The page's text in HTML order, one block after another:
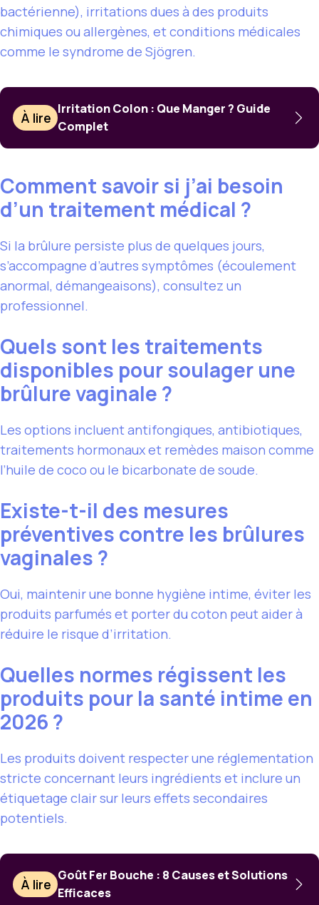
bactérienne), irritations dues à des produits
chimiques ou allergènes, et conditions médicales
comme le syndrome de Sjögren.
À lire
Irritation Colon : Que Manger ? Guide
Complet
Comment savoir si j’ai besoin
d’un traitement médical ?
Si la brûlure persiste plus de quelques jours,
s’accompagne d’autres symptômes (écoulement
anormal, démangeaisons), consultez un
professionnel.
Quels sont les traitements
disponibles pour soulager une
brûlure vaginale ?
Les options incluent antifongiques, antibiotiques,
traitements hormonaux et remèdes maison comme
l’huile de coco ou le bicarbonate de soude.
Existe-t-il des mesures
préventives contre les brûlures
vaginales ?
Oui, maintenir une bonne hygiène intime, éviter les
produits parfumés et porter du coton peut aider à
réduire le risque d’irritation.
Quelles normes régissent les
produits pour la santé intime en
2026 ?
Les produits doivent respecter une réglementation
stricte concernant leurs ingrédients et inclure un
étiquetage clair sur leurs effets secondaires
potentiels.
À lire
Goût Fer Bouche : 8 Causes et Solutions
Efficaces